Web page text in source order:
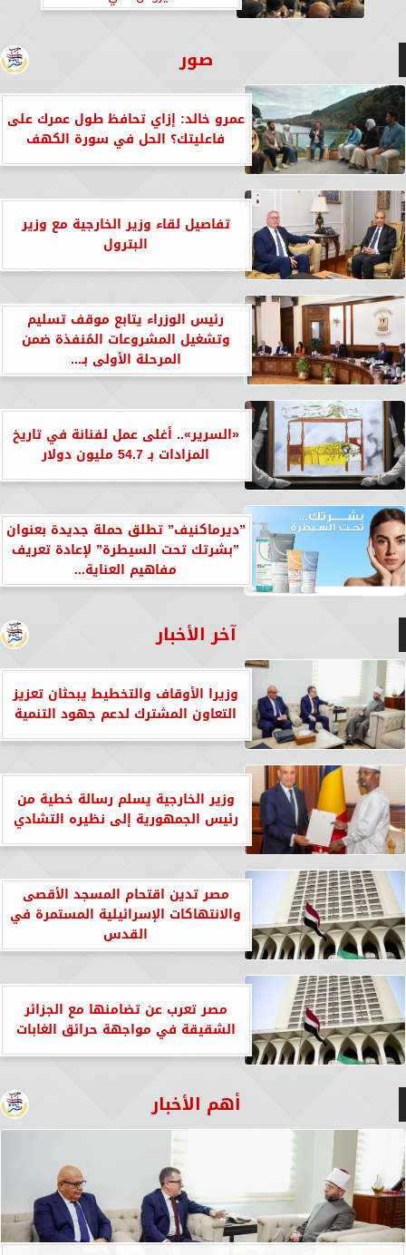
صور
عمرو خالد: إزاي تحافظ طول عمرك على
فاعليتك؟ الحل في سورة الكهف
تفاصيل لقاء وزير الخارجية مع وزير
البترول
رئيس الوزراء يتابع موقف تسليم
وتشغيل المشروعات المُنفذة ضمن
المرحلة الأولى بـ...
«السرير».. أغلى عمل لفنانة في تاريخ
المزادات بـ 54.7 مليون دولار
”ديرماكنيف” تطلق حملة جديدة بعنوان
”بشرتك تحت السيطرة” لإعادة تعريف
مفاهيم العناية...
آخر الأخبار
وزيرا الأوقاف والتخطيط يبحثان تعزيز
التعاون المشترك لدعم جهود التنمية
وزير الخارجية يسلم رسالة خطية من
رئيس الجمهورية إلى نظيره التشادي
مصر تدين اقتحام المسجد الأقصى
والانتهاكات الإسرائيلية المستمرة في
القدس
مصر تعرب عن تضامنها مع الجزائر
الشقيقة في مواجهة حرائق الغابات
أهم الأخبار